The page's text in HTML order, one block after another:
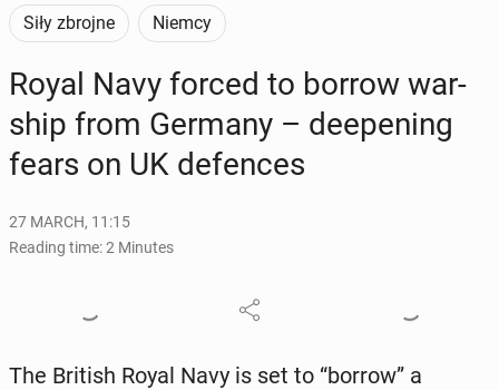
Siły zbrojne Niemcy
Royal Navy forced to bor­row war­
ship from Ger­many – deep­en­ing
fears on UK de­fences
27 MARCH, 11:15
Reading time: 2 Minutes
The British Royal Navy is set to “borrow” a